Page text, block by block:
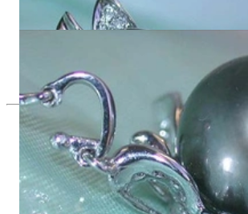
10.020,00 €
5.010,00 €
Seit 1995
Exklusiver Schmuck,
das Außergewöhnliche